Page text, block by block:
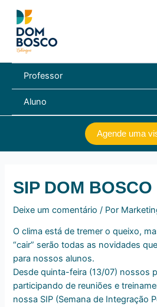
para
conteúdo
Professor
Aluno
Agende uma
SIP DOM BOSCO
Deixe um comentário / Por
O clima está de tremer o queixo,
“cair” serão todas as novidades
para nossos alunos.
Desde quinta-feira (13/07) nossos
participando de reuniões e
nossa SIP (Semana de Integração
Post